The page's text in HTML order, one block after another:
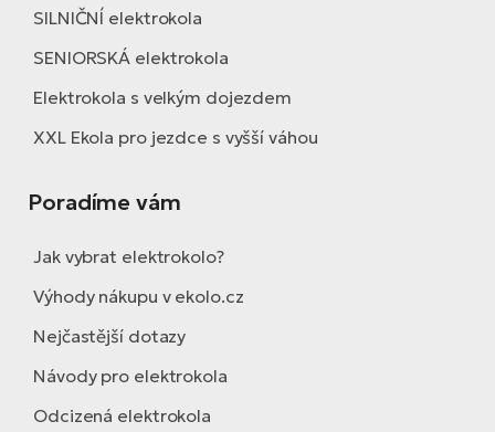
SILNIČNÍ elektrokola
SENIORSKÁ elektrokola
Elektrokola s velkým dojezdem
XXL Ekola pro jezdce s vyšší váhou
Poradíme vám
Jak vybrat elektrokolo?
Výhody nákupu v ekolo.cz
Nejčastější dotazy
Návody pro elektrokola
Odcizená elektrokola